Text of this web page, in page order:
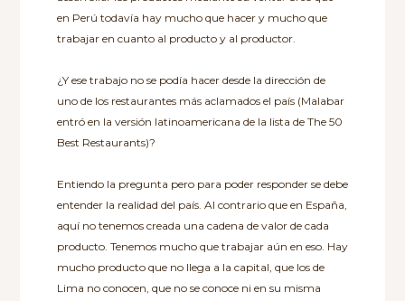
en Perú todavía hay mucho que hacer y mucho que
trabajar en cuanto al producto y al productor.
¿Y ese trabajo no se podía hacer desde la dirección de
uno de los restaurantes más aclamados el país (Malabar
entró en la versión latinoamericana de la lista de The 50
Best Restaurants)?
Entiendo la pregunta pero para poder responder se debe
entender la realidad del país. Al contrario que en España,
aquí no tenemos creada una cadena de valor de cada
producto. Tenemos mucho que trabajar aún en eso. Hay
mucho producto que no llega a la capital, que los de
Lima no conocen, que no se conoce ni en su misma